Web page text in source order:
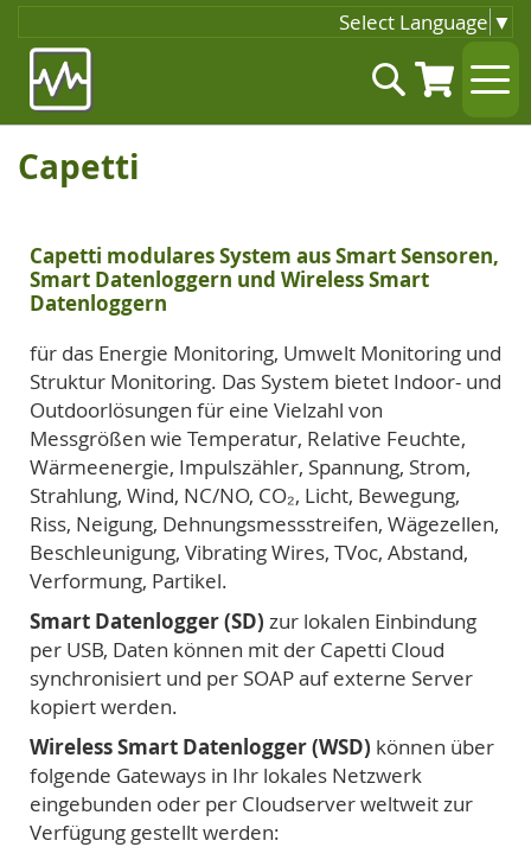
Select Language ▼
Inhalt
springen
Suche
Capetti
Capetti modulares System aus Smart Sensoren,
Smart Datenloggern und Wireless Smart
Datenloggern
für das Energie Monitoring, Umwelt Monitoring und
Struktur Monitoring. Das System bietet Indoor- und
Outdoorlösungen für eine Vielzahl von
Messgrößen wie Temperatur, Relative Feuchte,
Wärmeenergie, Impulszähler, Spannung, Strom,
Strahlung, Wind, NC/NO, CO₂, Licht, Bewegung,
Riss, Neigung, Dehnungsmessstreifen, Wägezellen,
Beschleunigung, Vibrating Wires, TVoc, Abstand,
Verformung, Partikel.
Smart Datenlogger (SD) zur lokalen Einbindung
per USB, Daten können mit der Capetti Cloud
synchronisiert und per SOAP auf externe Server
kopiert werden.
Wireless Smart Datenlogger (WSD) können über
folgende Gateways in Ihr lokales Netzwerk
eingebunden oder per Cloudserver weltweit zur
Verfügung gestellt werden: